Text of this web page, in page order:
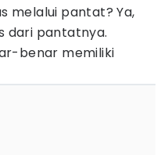
melalui pantat? Ya,
dari pantatnya.
benar memiliki